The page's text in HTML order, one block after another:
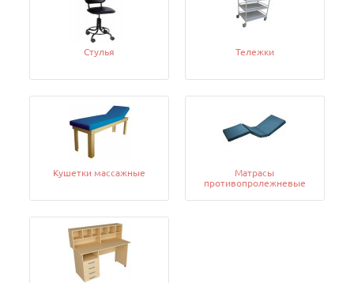
Стулья Тележки
Кушетки массажные
Матрасы
противопролежневые